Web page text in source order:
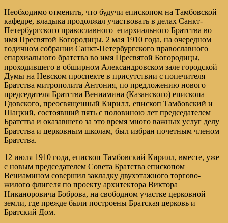
Необходимо отменить, что будучи епископом на Тамбовской
кафедре, владыка продолжал участвовать в делах Санкт-
Петербургского православного епархиального Братства во
имя Пресвятой Богородицы. 2 мая 1910 года, на очередном
годичном собрании Санкт-Петербургского православного
епархиального братства во имя Пресвятой Богородицы,
проходившего в обширном Александровском зале городской
Думы на Невском проспекте в присутствии с попечителя
Братства митрополита Антония, по предложению нового
председателя Братства Вениамина (Казанского) епископа
Гдовского, преосвященный Кирилл, епископ Тамбовский и
Шацкий, состоявший пять с половиною лет председателем
Братства и оказавшего за это время много важных услуг делу
Братства и церковным школам, был избран почетным членом
Братства.
12 июля 1910 года, епископ Тамбовский Кирилл, вместе, уже
с новым председателем Совета Братства епископом
Вениамином совершил закладку двухэтажного торгово-
жилого флигеля по проекту архитектора Виктора
Никаноровича Боброва, на свободном участке церковной
земли, где прежде были построены Братская церковь и
Братский Дом.